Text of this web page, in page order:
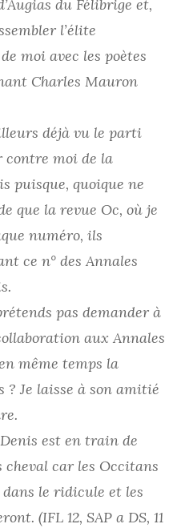
du Félibrige et,
l’élite
moi avec les poètes
Charles Mauron
déjà vu le parti
contre moi de la
puisque, quoique ne
que la revue Oc, où je
numéro, ils
ce n° des Annales
pas demander à
aux Annales
même temps la
Je laisse à son amitié
est en train de
car les Occitans
le ridicule et les
(IFL 12, SAP a DS, 11